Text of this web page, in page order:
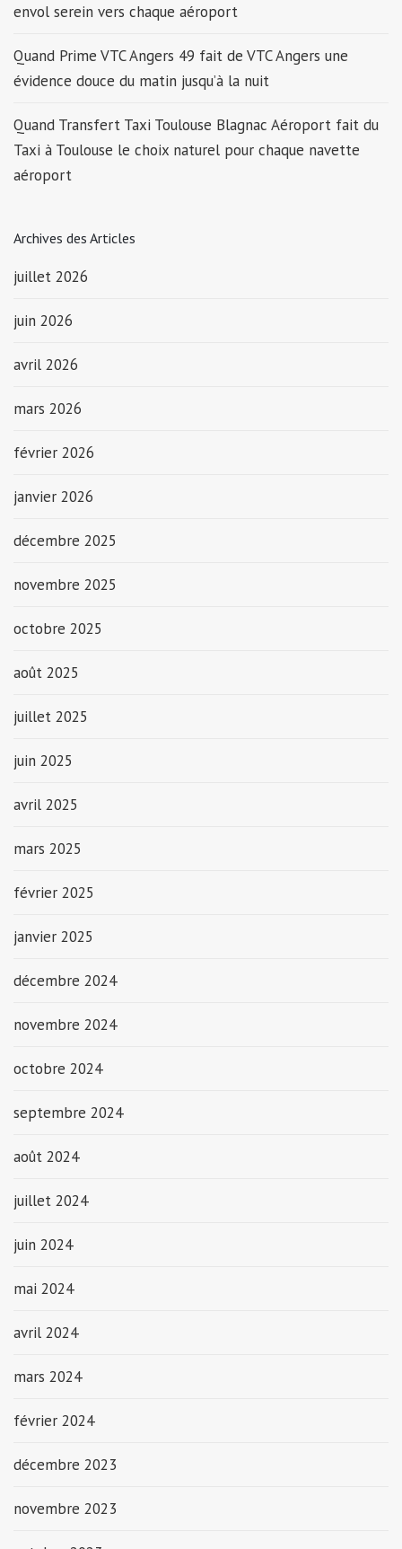
envol serein vers chaque aéroport
Quand Prime VTC Angers 49 fait de VTC Angers une
évidence douce du matin jusqu’à la nuit
Quand Transfert Taxi Toulouse Blagnac Aéroport fait du
Taxi à Toulouse le choix naturel pour chaque navette
aéroport
Archives des Articles
juillet 2026
juin 2026
avril 2026
mars 2026
février 2026
janvier 2026
décembre 2025
novembre 2025
octobre 2025
août 2025
juillet 2025
juin 2025
avril 2025
mars 2025
février 2025
janvier 2025
décembre 2024
novembre 2024
octobre 2024
septembre 2024
août 2024
juillet 2024
juin 2024
mai 2024
avril 2024
mars 2024
février 2024
décembre 2023
novembre 2023